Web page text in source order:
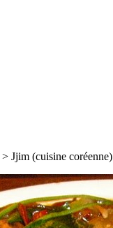
> Jjim (cuisine coréenne)